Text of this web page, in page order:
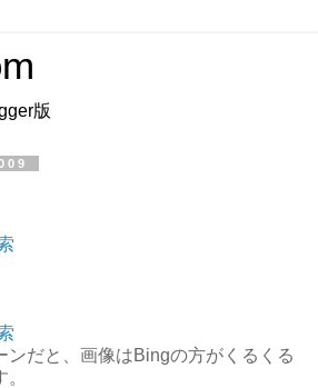
版
ンだと、画像はBingの方がくるくる